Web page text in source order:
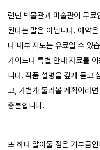
런던 박물관과 미술관이 무
된다는 말은 아닙니다. 예약
나 내부 지도는 유료일 수 있
가이드나 특별 안내 자료를
니다. 작품 설명을 깊게 듣고
고, 가볍게 둘러볼 계획이라
충분합니다.
또 하나 알아둘 점은 기부금